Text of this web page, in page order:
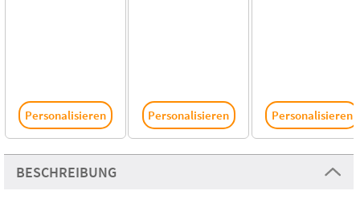
Personalisieren Personalisieren Personalisieren
BESCHREIBUNG